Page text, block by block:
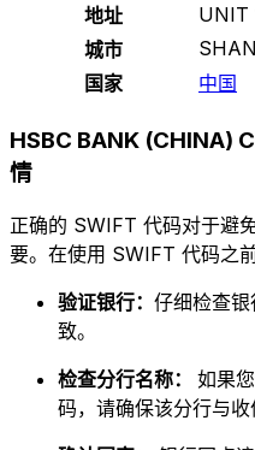
地址
UNIT
城市
国家
中国
HSBC BANK (CHINA)
情
正确的 SWIFT 代码对于避
要。在使用 SWIFT 代码之
验证银行： 仔细检查
致。
检查分行名称： 如果
码，请确保该分行与收